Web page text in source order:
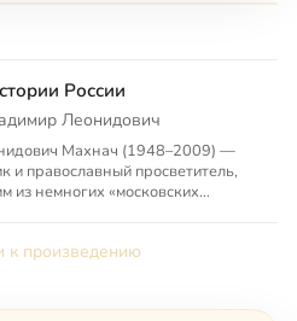
России
Леонидович
Махнач (1948–2009) —
и православный просветитель,
из немногих «московских
к произведению